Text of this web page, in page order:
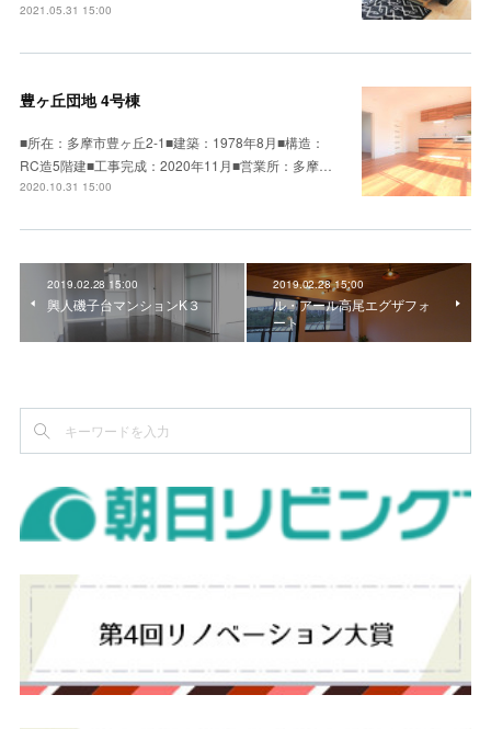
2021.05.31 15:00
豊ヶ丘団地 4号棟
■所在：多摩市豊ヶ丘2-1■建築：1978年8月■構造：
RC造5階建■工事完成：2020年11月■営業所：多摩…
2020.10.31 15:00
2019.02.28 15:00
興人磯子台マンションK３
2019.02.28 15:00
ル・アール高尾エグザフォ
ート